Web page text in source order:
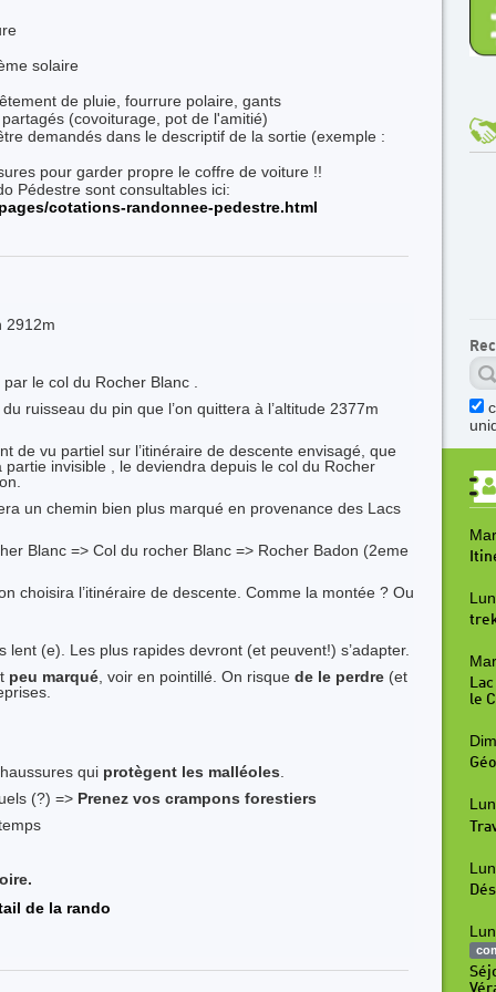
solaire
de pluie, fourrure polaire, gants
(covoiturage, pot de l'amitié)
demandés dans le descriptif de la sortie (exemple :
pour garder propre le coffre de voiture !!
Pédestre sont consultables ici:
cotations-randonnee-pedestre.html
2912m
le col du Rocher Blanc .
ruisseau du pin que l’on quittera à l’altitude 2377m
de vu partiel sur l’itinéraire de descente envisagé, que
partie invisible , le deviendra depuis le col du Rocher
un chemin bien plus marqué en provenance des Lacs
Blanc => Col du rocher Blanc => Rocher Badon (2eme
choisira l’itinéraire de descente. Comme la montée ? Ou
(e). Les plus rapides devront (et peuvent!) s’adapter.
peu marqué , voir en pointillé. On risque de le perdre (et
qui protègent les malléoles
(?) => Prenez vos crampons forestiers
de la rando
le